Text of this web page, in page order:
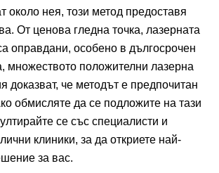
около нея, този метод предоставя
От ценова гледна точка, лазерната
оправдани, особено в дългосрочен
множеството положителни лазерна
доказват, че методът е предпочитан
обмисляте да се подложите на тази
се със специалисти и
клиники, за да откриете най-
за вас.